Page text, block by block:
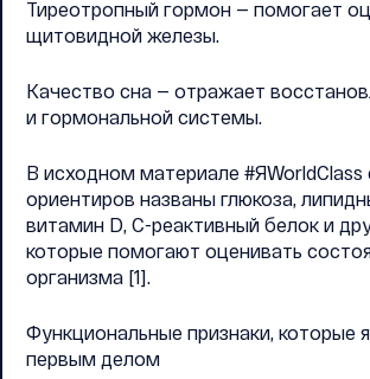
Тиреотропный гормон — помогает
щитовидной железы.
Качество сна — отражает
и гормональной системы.
В исходном материале #ЯWorldClass
ориентиров названы глюкоза,
витамин D, С-реактивный белок и
которые помогают оценивать
организма [1].
Функциональные признаки, которые
первым делом